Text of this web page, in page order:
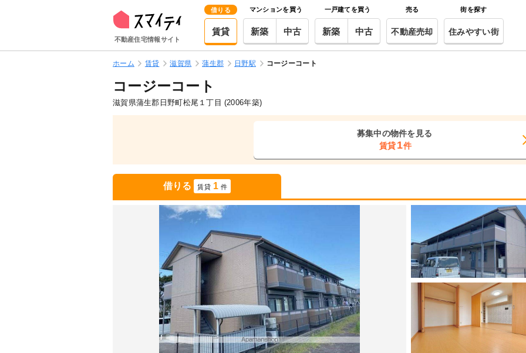
不動産住宅情報サイト
借りる
賃貸
マンションを買う
新築 中古
一戸建てを買う
新築 中古
売る
不動産売却
街を探す
住みやすい街
ホーム 賃貸 滋賀県 蒲生郡 日野駅 コージーコート
コージーコート
滋賀県蒲生郡日野町松尾１丁目 (2006年築)
募集中の物件を見る
賃貸1件
借りる 賃貸 1 件